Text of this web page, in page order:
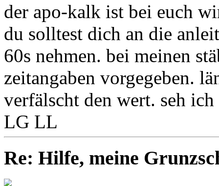
der apo-kalk ist bei euch
du solltest dich an die
60s nehmen. bei meinen
zeitangaben vorgegeben.
verfälscht den wert. seh
LG LL
Re: Hilfe, meine